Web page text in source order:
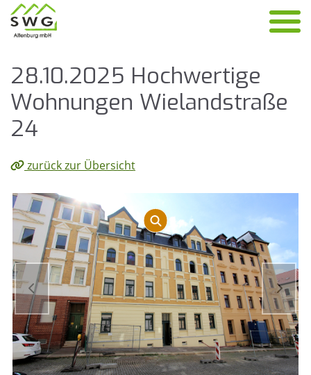
28.10.2025 Hoch­wer­ti­ge
Woh­nun­gen Wie­land­stra­ße
24
zurück zur Übersicht
zurück vor